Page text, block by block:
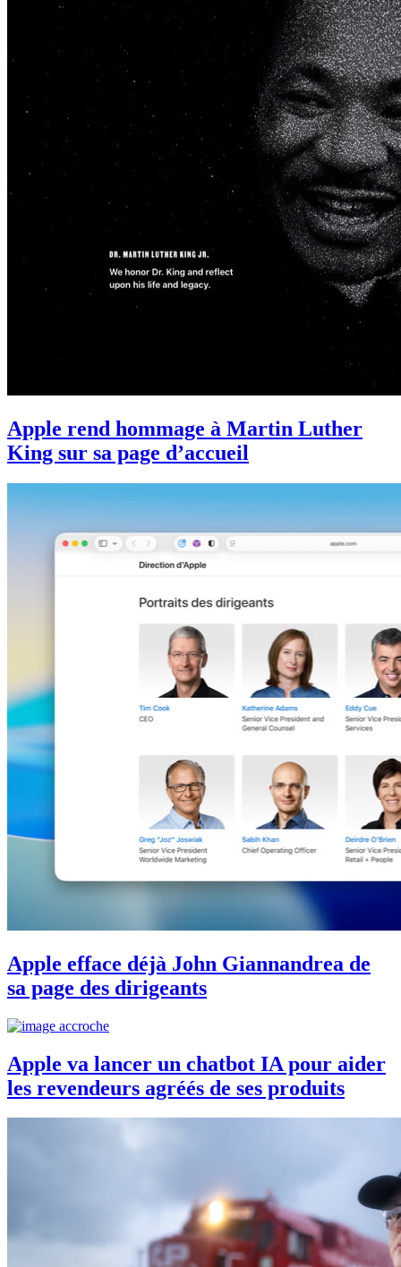
Apple rend hommage à Martin Luther
King sur sa page d’accueil
Apple efface déjà John Giannandrea de
sa page des dirigeants
Apple va lancer un chatbot IA pour aider
les revendeurs agréés de ses produits